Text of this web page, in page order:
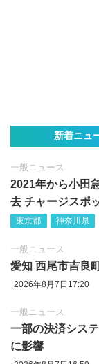
新着ニュ
一般ニュース
2021年から小田
去 チャージスポ
東京都 神奈川県
一般ニュース
愛知 西尾市吉良
2026年8月7日17:20
一般ニュース
一部の決済シス
に影響